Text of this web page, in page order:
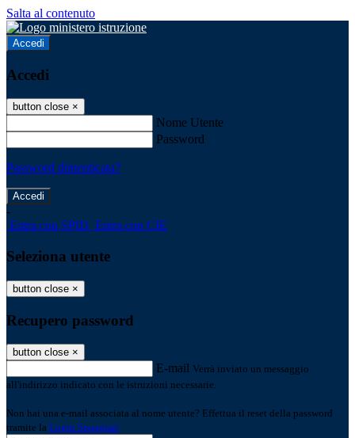
Salta al contenuto
Accedi
Accedi
button close ×
Nome Utente
Password
Password dimenticata?
-
Entra con SPID Entra con CIE
Seleziona utente
button close ×
Recupero password
button close ×
E-mail Verrà inviato un messaggio
all'indirizzo indicato con le istruzioni necessarie.
Non hai una e-mail associata al nome utente? Effettua il reset della password
tramite la Login Spaggiari